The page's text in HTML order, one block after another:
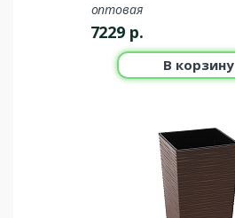
оптовая
7229 р.
В корзину